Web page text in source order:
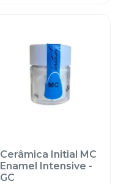
Cerâmica Initial MC
Enamel Intensive -
GC